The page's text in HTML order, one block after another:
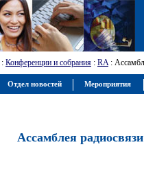
: Конференции и собрания : RA:
Ассамблея
Отдел новостей Мероприятия